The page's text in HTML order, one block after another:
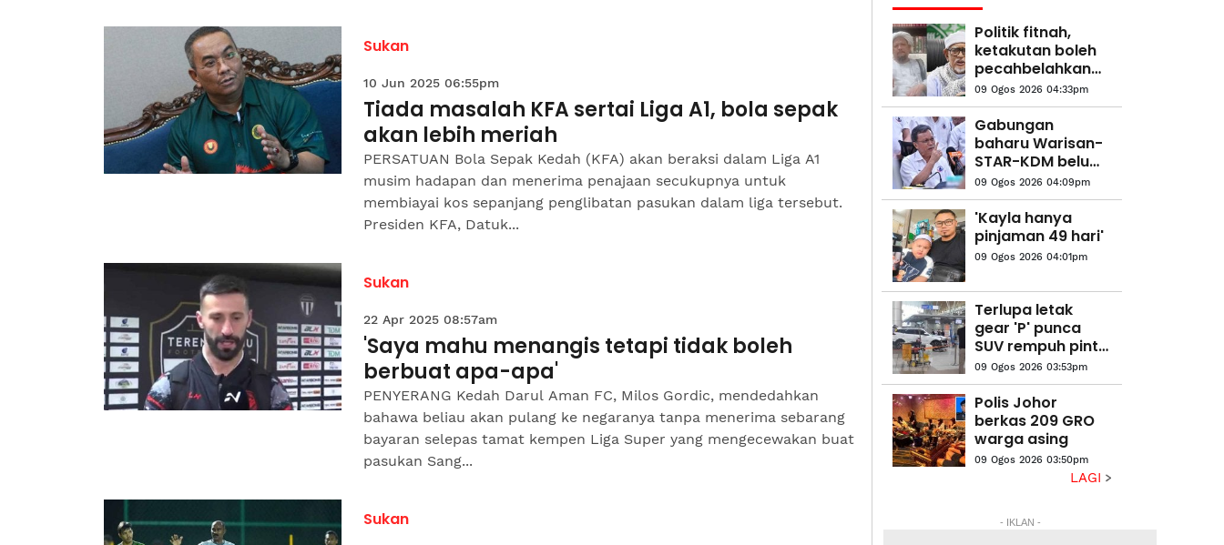
Sukan
10 Jun 2025 06:55pm
Tiada masalah KFA sertai Liga A1, bola sepak
akan lebih meriah
PERSATUAN Bola Sepak Kedah (KFA) akan beraksi dalam Liga A1
musim hadapan dan menerima penajaan secukupnya untuk
membiayai kos sepanjang penglibatan pasukan dalam liga tersebut.
Presiden KFA, Datuk...
Sukan
22 Apr 2025 08:57am
'Saya mahu menangis tetapi tidak boleh
berbuat apa-apa'
PENYERANG Kedah Darul Aman FC, Milos Gordic, mendedahkan
bahawa beliau akan pulang ke negaranya tanpa menerima sebarang
bayaran selepas tamat kempen Liga Super yang mengecewakan buat
pasukan Sang...
Sukan
Politik fitnah,
ketakutan boleh
pecahbelahkan
umat – Kesatuan
Pondok-pondok
Kelantan
09 Ogos 2026 04:33pm
Gabungan
baharu Warisan-
STAR-KDM belum
dimuktamad, 25
kerusi perlu
ditandingi parti
Sabah - Shafie
Apdal
09 Ogos 2026 04:09pm
'Kayla hanya
pinjaman 49 hari'
09 Ogos 2026 04:01pm
Terlupa letak
gear 'P' punca
SUV rempuh pintu
kaca balai
berlepas KKIA
09 Ogos 2026 03:53pm
Polis Johor
berkas 209 GRO
warga asing
09 Ogos 2026 03:50pm
LAGI
- IKLAN -